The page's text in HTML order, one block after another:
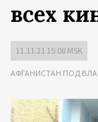
всех
11.11.21 15:08 MSK
АФГАНИСТАН ПОД